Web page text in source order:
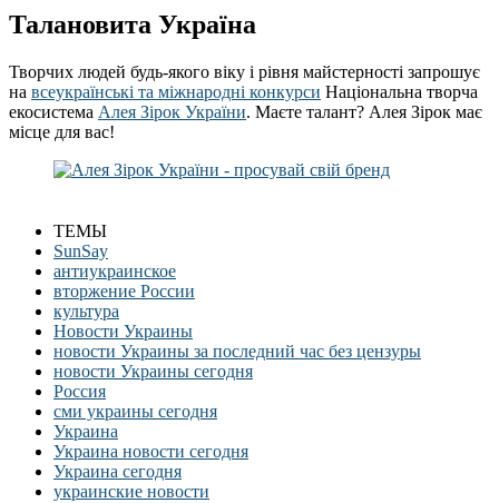
Талановита Україна
Творчих людей будь-якого віку і рівня майстерності запрошує
на всеукраїнські та міжнародні конкурси Національна творча
екосистема Алея Зірок України. Маєте талант? Алея Зірок має
місце для вас!
ТЕМЫ
SunSay
антиукраинское
вторжение России
культура
Новости Украины
новости Украины за последний час без цензуры
новости Украины сегодня
Россия
сми украины сегодня
Украина
Украина новости сегодня
Украина сегодня
украинские новости